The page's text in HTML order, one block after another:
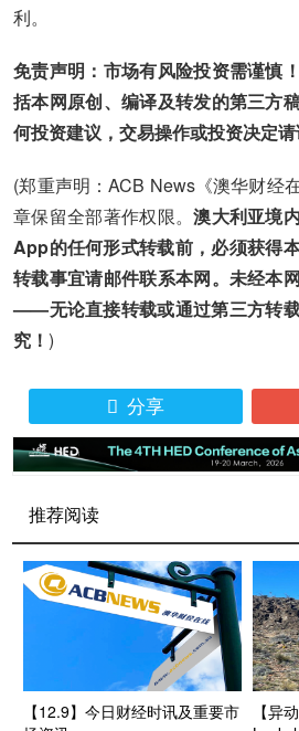
利。
免责声明：市场有风险投资需谨慎
括本网原创、编译及转发的第三方
何投资建议，交易操作或投资决定请
(郑重声明：ACB News《澳华财经
章保留全部著作权限。澳大利亚境
App的任何形式转载前，必须获得
转载事宜请邮件联系本网。未经本
——无论直接转载或通过第三方转
究！)
 分享
推荐阅读
【12.9】今日财经时讯及重要市
【异